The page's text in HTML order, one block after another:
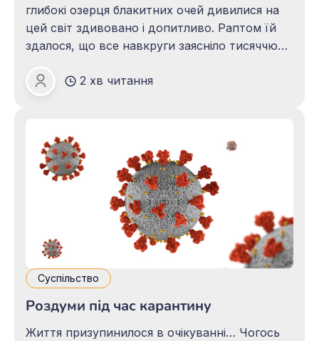
глибокі озерця блакитних очей дивилися на
цей світ здивовано і допитливо. Раптом їй
здалося, що все навкруги заясніло тисяччю
солодкого простору легкості й таємничості.
Враз спалахнули зорі, закружляли у
невловимої мелодії й ніжним дощем
посипалися
Зоя ПАЦАЛО
2 хв читання
Суспільство
Роздуми під час карантину
Життя призупинилося в очікуванні… Чогось